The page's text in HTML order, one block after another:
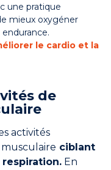
une pratique
mieux oxygéner
le cardio et la
de
activités
ciblant
En